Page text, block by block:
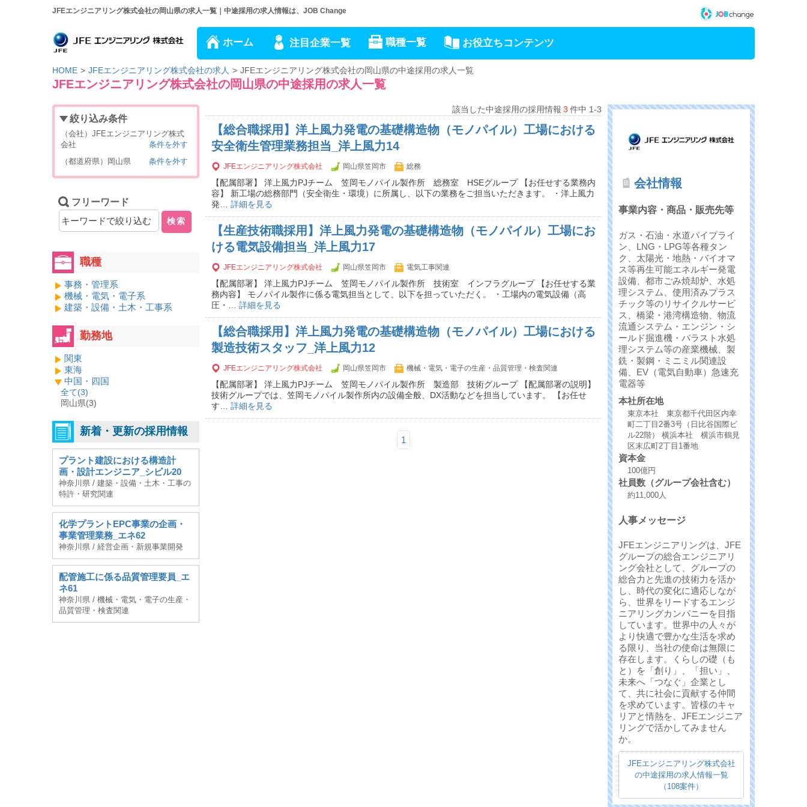
JFEエンジニアリング株式会社の岡山県の求人一覧｜中途採用の求人情報は、JOB Change
ホーム 注目企業一覧 職種一覧 お役立ちコンテンツ
HOME JFEエンジニアリング株式会社の求人 JFEエンジニアリング株式会社の岡山県の中途採用の求人一覧
JFEエンジニアリング株式会社の岡山県の中途採用の求人一覧
該当した中途採用の採用情報 3 件中 1-3
【総合職採用】洋上風力発電の基礎構造物（モノパイル）工場における
安全衛生管理業務担当_洋上風力14
JFEエンジニアリング株式会社 岡山県笠岡市 総務
【配属部署】 洋上風力PJチーム 笠岡モノパイル製作所 総務室 HSEグループ 【お任せする業務内
容】 新工場の総務部門（安全衛生・環境）に所属し、以下の業務をご担当いただきます。 ・洋上風力
発… 詳細を見る
【生産技術職採用】洋上風力発電の基礎構造物（モノパイル）工場にお
ける電気設備担当_洋上風力17
JFEエンジニアリング株式会社 岡山県笠岡市 電気工事関連
【配属部署】 洋上風力PJチーム 笠岡モノパイル製作所 技術室 インフラグループ 【お任せする業
務内容】 モノパイル製作に係る電気担当として、以下を担っていただく。 ・工場内の電気設備（高
圧・… 詳細を見る
【総合職採用】洋上風力発電の基礎構造物（モノパイル）工場における
製造技術スタッフ_洋上風力12
JFEエンジニアリング株式会社 岡山県笠岡市 機械・電気・電子の生産・品質管理・検査関連
【配属部署】 洋上風力PJチーム 笠岡モノパイル製作所 製造部 技術グループ 【配属部署の説明】
技術グループでは、笠岡モノパイル製作所内の設備全般、DX活動などを担当しています。 【お任せ
す… 詳細を見る
1
絞り込み条件
（会社）JFEエンジニアリング株式
会社
条件を外す
（都道府県）岡山県
条件を外す
フリーワード
検索
職種
事務・管理系
機械・電気・電子系
建築・設備・土木・工事系
勤務地
関東
東海
中国・四国
全て(3)
岡山県(3)
新着・更新の採用情報
プラント建設における構造計
画・設計エンジニア_シビル20
神奈川県 / 建築・設備・土木・工事の
特許・研究関連
化学プラントEPC事業の企画・
事業管理業務_エネ62
神奈川県 / 経営企画・新規事業開発
配管施工に係る品質管理要員_エ
ネ61
神奈川県 / 機械・電気・電子の生産・
品質管理・検査関連
会社情報
事業内容・商品・販売先等
ガス・石油・水道パイプライ
ン、LNG・LPG等各種タン
ク、太陽光・地熱・バイオマ
ス等再生可能エネルギー発電
設備、都市ごみ焼却炉、水処
理システム、使用済みプラス
チック等のリサイクルサービ
ス、橋梁・港湾構造物、物流
流通システム・エンジン・シ
ールド掘進機・バラスト水処
理システム等の産業機械、製
銑・製鋼・ミニミル関連設
備、EV（電気自動車）急速充
電器等
本社所在地
東京本社 東京都千代田区内幸
町二丁目2番3号（日比谷国際ビ
ル22階） 横浜本社 横浜市鶴見
区末広町2丁目1番地
資本金
100億円
社員数（グループ会社含む）
約11,000人
人事メッセージ
JFEエンジニアリングは、JFE
グループの総合エンジニアリ
ング会社として、グループの
総合力と先進の技術力を活か
し、時代の変化に適応しなが
ら、世界をリードするエンジ
ニアリングカンパニーを目指
しています。世界中の人々が
より快適で豊かな生活を求め
る限り、当社の使命は無限に
存在します。くらしの礎（も
と）を「創り」、「担い」、
未来へ「つなぐ」企業とし
て、共に社会に貢献する仲間
を求めています。皆様のキャ
リアと情熱を、JFEエンジニア
リングで活かしてみません
か。
JFEエンジニアリング株式会社
の中途採用の求人情報一覧
（108案件）